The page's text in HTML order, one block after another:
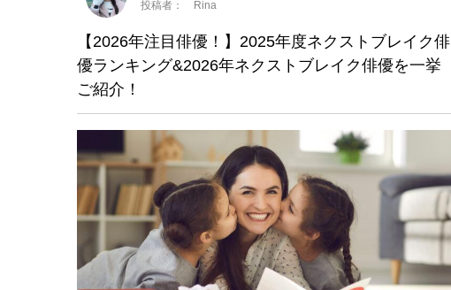
【2026年注目俳優！】2025年度ネクストブレイク俳
優ランキング&2026年ネクストブレイク俳優を一挙
ご紹介！
投稿者： Rina